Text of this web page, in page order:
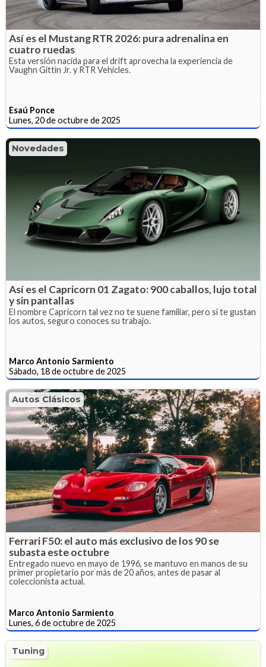
Así es el Mustang RTR 2026: pura adrenalina en
cuatro ruedas
Esta versión nacida para el drift aprovecha la experiencia de
Vaughn Gittin Jr. y RTR Vehicles.
Esaú Ponce
Lunes, 20 de octubre de 2025
Novedades
Así es el Capricorn 01 Zagato: 900 caballos, lujo total
y sin pantallas
El nombre Capricorn tal vez no te suene familiar, pero si te gustan
los autos, seguro conoces su trabajo.
Marco Antonio Sarmiento
Sábado, 18 de octubre de 2025
Autos Clásicos
Ferrari F50: el auto más exclusivo de los 90 se
subasta este octubre
Entregado nuevo en mayo de 1996, se mantuvo en manos de su
primer propietario por más de 20 años, antes de pasar al
coleccionista actual.
Marco Antonio Sarmiento
Lunes, 6 de octubre de 2025
Tuning